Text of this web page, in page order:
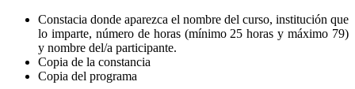
Constacia donde aparezca el nombre del curso, institución que
lo imparte, número de horas (mínimo 25 horas y máximo 79)
y nombre del/a participante.
Copia de la constancia
Copia del programa